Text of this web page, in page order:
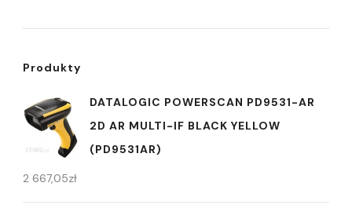
Produkty
DATALOGIC POWERSCAN PD9531-AR
2D AR MULTI-IF BLACK YELLOW
(PD9531AR)
2 667,05zł